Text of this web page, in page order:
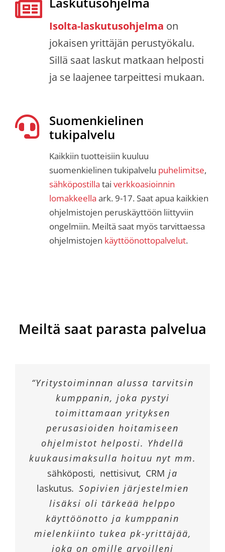
Isolta-laskutusohjelma on
jokaisen yrittäjän perustyökalu.
Sillä saat laskut matkaan helposti
ja se laajenee tarpeittesi mukaan.
Suomenkielinen
tukipalvelu
Kaikkiin tuotteisiin kuuluu
suomenkielinen tukipalvelu puhelimitse,
sähköpostilla tai verkkoasioinnin
lomakkeella ark. 9-17. Saat apua kaikkien
ohjelmistojen peruskäyttöön liittyviin
ongelmiin. Meiltä saat myös tarvittaessa
ohjelmistojen käyttöönottopalvelut.
Meiltä saat parasta palvelua
“Yritystoiminnan alussa tarvitsin
kumppanin, joka pystyi
toimittamaan yrityksen
perusasioiden hoitamiseen
ohjelmistot helposti. Yhdellä
kuukausimaksulla hoituu nyt mm.
sähköposti, nettisivut, CRM ja
laskutus. Sopivien järjestelmien
lisäksi oli tärkeää helppo
käyttöönotto ja kumppanin
mielenkiinto tukea pk-yrittäjää,
joka on omille arvoilleni